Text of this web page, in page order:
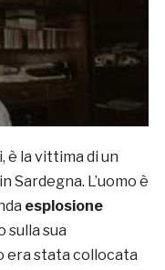
è la vittima di un
L’uomo è
esplosione
sulla sua
era stata collocata